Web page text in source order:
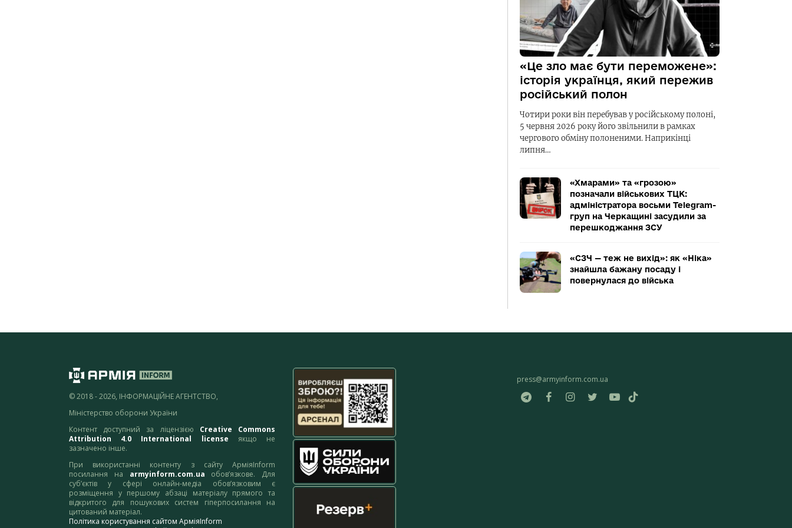
«Це зло має бути переможене»:
історія українця, який пережив
російський полон
Чотири роки він перебував у російському полоні,
5 червня 2026 року його звільнили в рамках
чергового обміну полоненими. Наприкінці
липня…
«Хмарами» та «грозою»
позначали військових ТЦК:
адміністратора восьми Telegram-
груп на Черкащині засудили за
перешкоджання ЗСУ
«СЗЧ — теж не вихід»: як «Ніка»
знайшла бажану посаду і
повернулася до війська
© 2018 - 2026, ІНФОРМАЦІЙНЕ АГЕНТСТВО,
Міністерство оборони України
Контент доступний за ліцензією Creative Commons
Attribution 4.0 International license якщо не
зазначено інше.
При використанні контенту з сайту АрміяInform
посилання на armyinform.com.ua обов’язкове. Для
суб’єктів у сфері онлайн-медіа обов’язковим є
розміщення у першому абзаці матеріалу прямого та
відкритого для пошукових систем гіперпосилання на
цитований матеріал.
Політика користування сайтом АрміяInform
press@armyinform.com.ua